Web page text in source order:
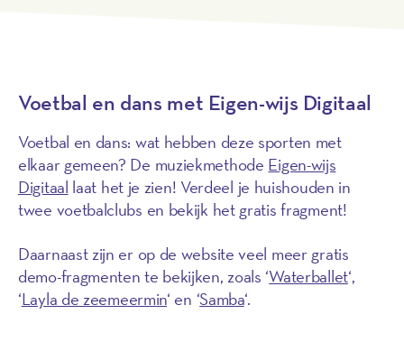
Voetbal en dans met Eigen-wijs Digitaal
Voetbal en dans: wat hebben deze sporten met
elkaar gemeen? De muziekmethode Eigen-wijs
Digitaal laat het je zien! Verdeel je huishouden in
twee voetbalclubs en bekijk het gratis fragment!
Daarnaast zijn er op de website veel meer gratis
demo-fragmenten te bekijken, zoals ‘Waterballet‘,
‘Layla de zeemeermin‘ en ‘Samba‘.